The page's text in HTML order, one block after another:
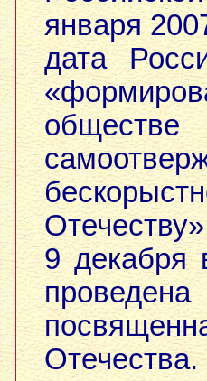
января
дата
9 декабря
Отечества.